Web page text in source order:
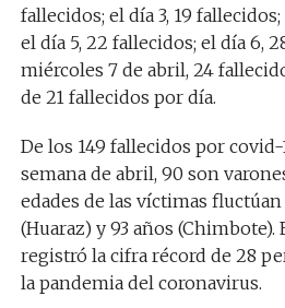
fallecidos; el día 3, 19
el día 5, 22 fallecidos; el día 6,
miércoles 7 de abril, 24
de 21 fallecidos por día.
De los 149 fallecidos por
semana de abril, 90 son
edades de las víctimas
(Huaraz) y 93 años (Chimbote).
registró la cifra récord de 28
la pandemia del coronavirus.